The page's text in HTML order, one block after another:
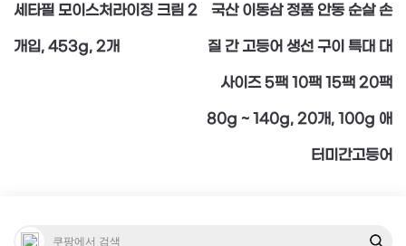
탐
세타필 모이스처라이징 크림 2
개입, 453g, 2개
국산 이동삼 정품 안동 순살 손
질 간 고등어 생선 구이 특대 대
사이즈 5팩 10팩 15팩 20팩
80g ~ 140g, 20개, 100g 애
터미간고등어